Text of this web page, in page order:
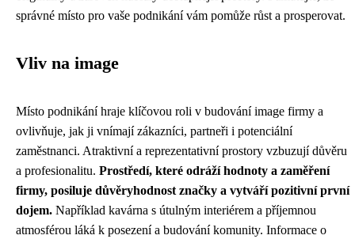
správné místo pro vaše podnikání vám pomůže růst a prosperovat.
Vliv na image
Místo podnikání hraje klíčovou roli v budování image firmy a
ovlivňuje, jak ji vnímají zákazníci, partneři i potenciální
zaměstnanci. Atraktivní a reprezentativní prostory vzbuzují důvěru
a profesionalitu. Prostředí, které odráží hodnoty a zaměření
firmy, posiluje důvěryhodnost značky a vytváří pozitivní první
dojem. Například kavárna s útulným interiérem a příjemnou
atmosférou láká k posezení a budování komunity. Informace o